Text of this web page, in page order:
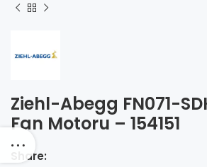
Ziehl-Abegg FN071-
Fan Motoru – 154151
Share: